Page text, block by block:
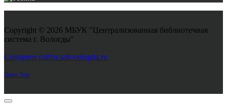
Copyright © 2026 МБУК "Централизованная библиотечная
система г. Вологды"
Создание сайта sait-vologda.ru
Goto Top